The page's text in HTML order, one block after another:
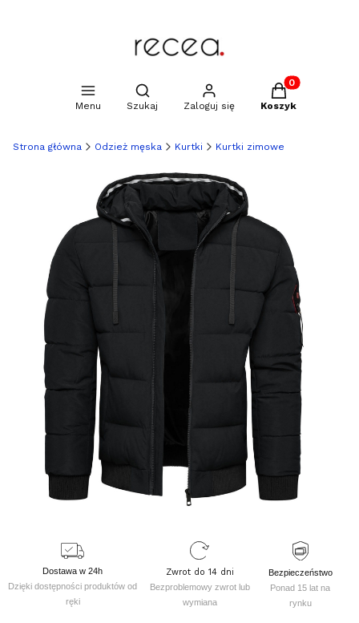
Menu
Otwórz wyszukiwarkę
Szukaj Zaloguj się
Produkty w
Koszyk
Strona główna Odzież męska Kurtki Kurtki zimowe
Dostawa w 24h
Dzięki dostępności produktów od
ręki
Zwrot do 14 dni
Bezproblemowy zwrot lub
wymiana
Bezpieczeństwo
Ponad 15 lat na
rynku